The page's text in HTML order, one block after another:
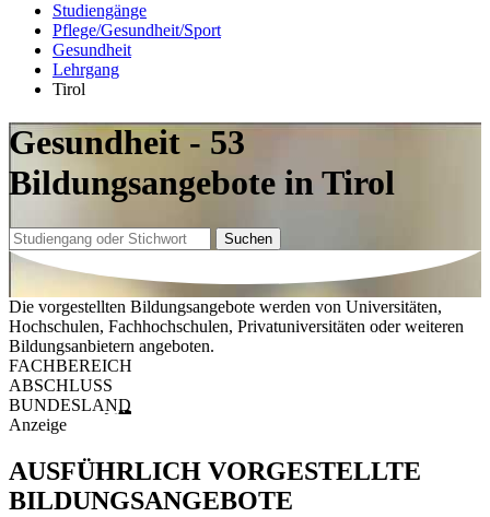
Studiengänge
Pflege/Gesundheit/Sport
Gesundheit
Lehrgang
Tirol
Gesundheit - 53
Bildungsangebote in Tirol
Suchen
Die vorgestellten Bildungsangebote werden von Universitäten,
Hochschulen, Fachhochschulen, Privatuniversitäten oder weiteren
Bildungsanbietern angeboten.
FACHBEREICH
ABSCHLUSS
BUNDESLAND
Anzeige
AUSFÜHRLICH VORGESTELLTE
BILDUNGSANGEBOTE